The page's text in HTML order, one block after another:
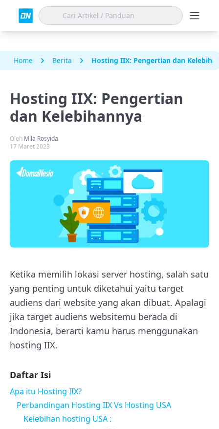
Home Berita Hosting IIX: Pengertian dan
Hosting IIX: Pengertian
dan Kelebihannya
Oleh Mila Rosyida
17 Maret 2023
Ketika memilih lokasi server hosting, salah satu
yang penting untuk diketahui yaitu target
audiens dari website yang akan dibuat. Apalagi
jika target audiens websitemu berada di
Indonesia, berarti kamu harus menggunakan
hosting IIX.
Daftar Isi
Apa itu Hosting IIX?
Perbandingan Hosting IIX Vs Hosting USA
Kelebihan hosting USA :